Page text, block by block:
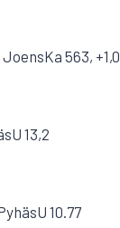
563, +1,0
13,2
10.77